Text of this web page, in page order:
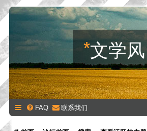
*文学风
FAQ 联系我们